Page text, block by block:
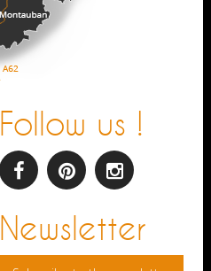
Follow us !
facebookpinterest
Newsletter